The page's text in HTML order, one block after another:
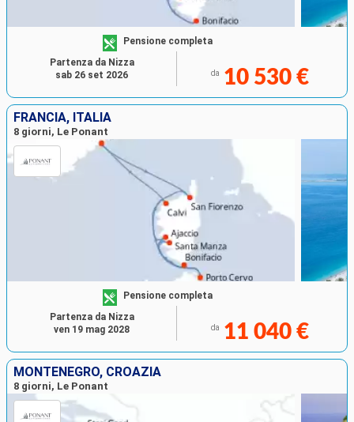
Pensione completa
da 10 530 €
Partenza da Nizza
sab 26 set 2026
FRANCIA, ITALIA
8 giorni, Le Ponant
Pensione completa
da 11 040 €
Partenza da Nizza
ven 19 mag 2028
MONTENEGRO, CROAZIA
8 giorni, Le Ponant